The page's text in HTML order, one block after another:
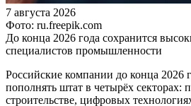
7 августа 2026
Фото: ru.freepik.com
До конца 2026 года сохранится
специалистов промышленности
Российские компании до конца 2026
пополнять штат в четырёх секторах:
строительстве, цифровых